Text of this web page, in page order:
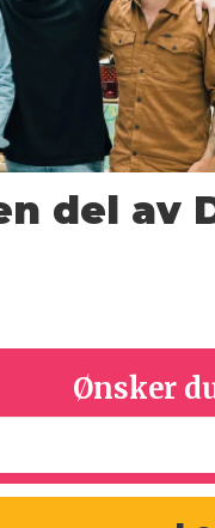
del av
Ønsker